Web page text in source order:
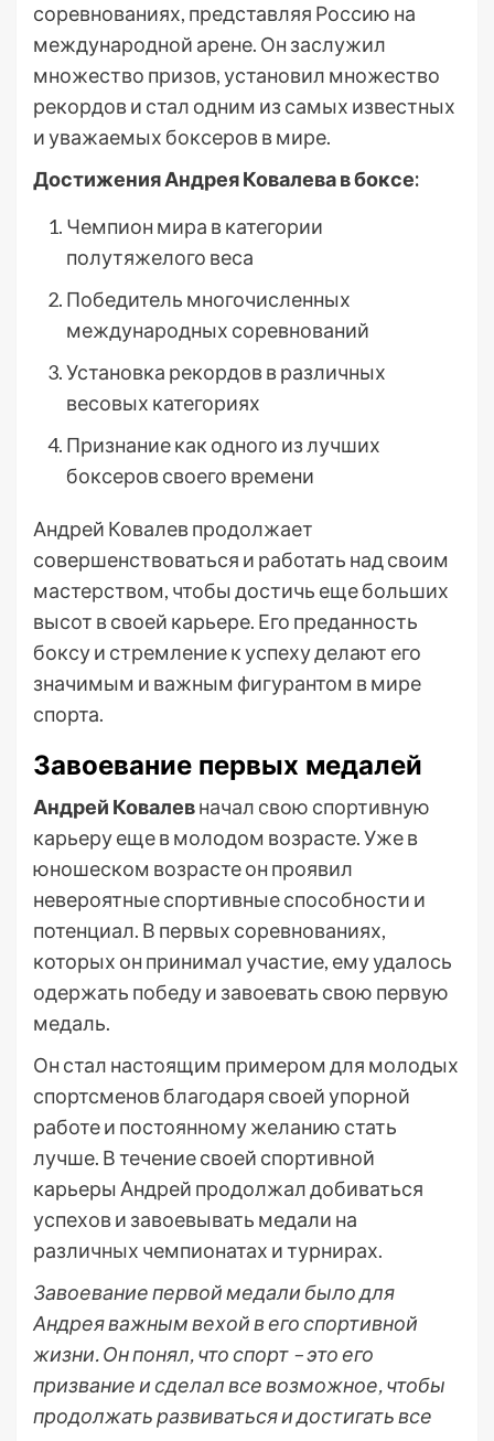
соревнованиях, представляя Россию на
международной арене. Он заслужил
множество призов, установил множество
рекордов и стал одним из самых известных
и уважаемых боксеров в мире.
Достижения Андрея Ковалева в боксе:
Чемпион мира в категории
полутяжелого веса
Победитель многочисленных
международных соревнований
Установка рекордов в различных
весовых категориях
Признание как одного из лучших
боксеров своего времени
Андрей Ковалев продолжает
совершенствоваться и работать над своим
мастерством, чтобы достичь еще больших
высот в своей карьере. Его преданность
боксу и стремление к успеху делают его
значимым и важным фигурантом в мире
спорта.
Завоевание первых медалей
Андрей Ковалевначал свою спортивную
карьеру еще в молодом возрасте. Уже в
юношеском возрасте он проявил
невероятные спортивные способности и
потенциал. В первых соревнованиях,
которых он принимал участие, ему удалось
одержать победу и завоевать свою первую
медаль.
Он стал настоящим примером для молодых
спортсменов благодаря своей упорной
работе и постоянному желанию стать
лучше. В течение своей спортивной
карьеры Андрей продолжал добиваться
успехов и завоевывать медали на
различных чемпионатах и турнирах.
Завоевание первой медали было для
Андрея важным вехой в его спортивной
жизни. Он понял, что спорт – это его
призвание и сделал все возможное, чтобы
продолжать развиваться и достигать все